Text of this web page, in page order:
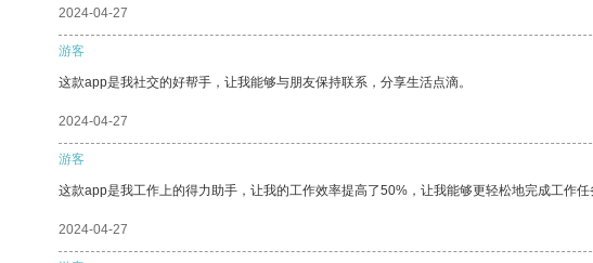
2024-04-27
游客
这款app是我社交的好帮手，让我能够与朋友保持联系，分享生活点滴。
2024-04-27
游客
这款app是我工作上的得力助手，让我的工作效率提高了50%，让我能够更轻松地完成工作任
2024-04-27